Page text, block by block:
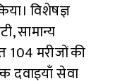
विशेषज्ञ
सामान्य
104 मरीजों की
दवाइयाँ सेवा